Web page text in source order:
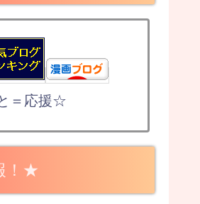
＝応援☆
！★